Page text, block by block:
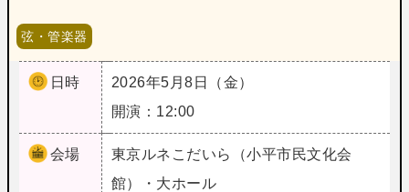
弦・管楽器
日時
2026年5月8日（金）
開演：12:00
会場 東京ルネこだいら（小平市民文化会
館）・大ホール